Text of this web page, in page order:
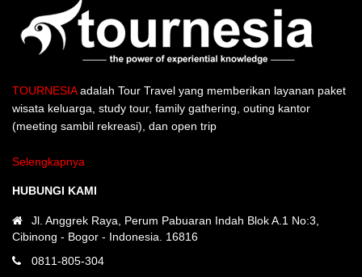
TOURNESIAadalah Tour Travel yang memberikan layanan paket
wisata keluarga, study tour, family gathering, outing kantor
(meeting sambil rekreasi), dan open trip
Selengkapnya
HUBUNGI KAMI
Jl. Anggrek Raya, Perum Pabuaran Indah Blok A.1 No:3,
Cibinong - Bogor - Indonesia. 16816
0811-805-304